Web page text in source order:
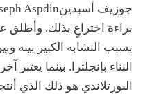
براءة اختراعٍ بذلك. وأطلق
بسبب التشابه الكبير بينه
البناء بإنجلترا. بينما